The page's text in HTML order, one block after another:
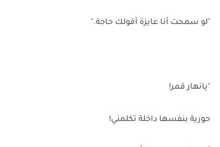
"لو سمحت أنا عايزة أقولك حاجة."
"يانهار قمر!
حورية بنفسها داخلة تكلمني!